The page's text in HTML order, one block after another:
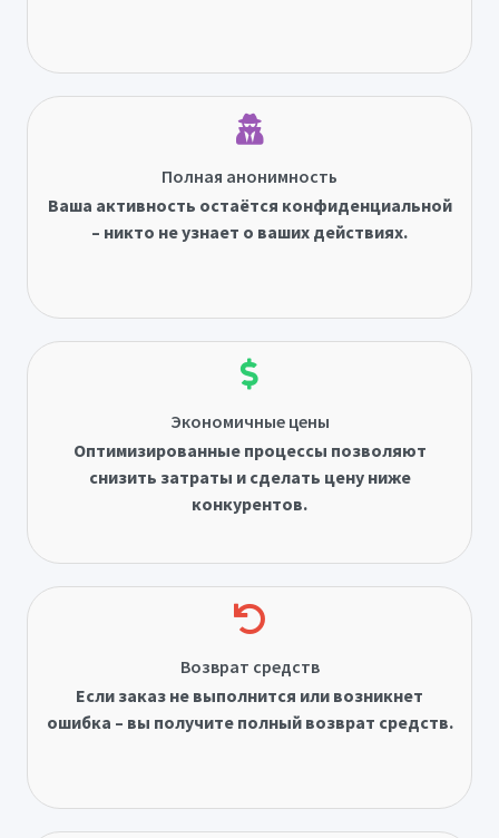
Полная анонимность
Ваша активность остаётся конфиденциальной
– никто не узнает о ваших действиях.
Экономичные цены
Оптимизированные процессы позволяют
снизить затраты и сделать цену ниже
конкурентов.
Возврат средств
Если заказ не выполнится или возникнет
ошибка – вы получите полный возврат средств.